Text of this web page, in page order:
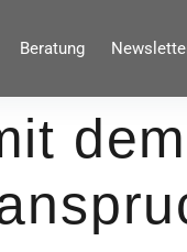
Beratung
dem